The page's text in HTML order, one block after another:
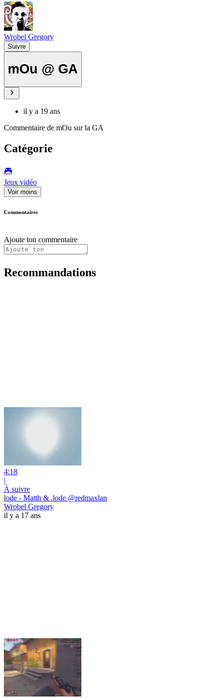
Wrobel Gregory
Suivre
mOu @ GA
il y a 19 ans
Commentaire de mOu sur la GA
Catégorie
🎮️
Jeux vidéo
Voir moins
Commentaires
Ajoute ton commentaire
Recommandations
4:18
|
À suivre
lode - Matth & .lode @redmaxlan
Wrobel Gregory
il y a 17 ans